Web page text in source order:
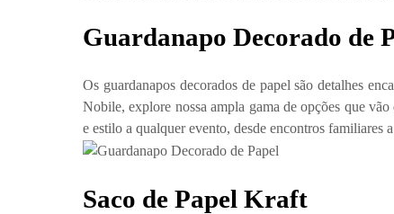
Guardanapo Decorado de
Os guardanapos decorados de papel são detalhes
Nobile, explore nossa ampla gama de opções que
e estilo a qualquer evento, desde encontros familiares
Saco de Papel Kraft